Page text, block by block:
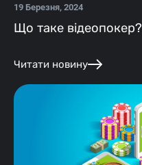
19 Березня, 2024
Що таке відеопокер?
Читати новину